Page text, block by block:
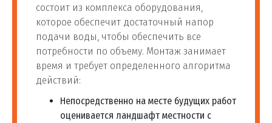
состоит из комплекса оборудования,
которое обеспечит достаточный напор
подачи воды, чтобы обеспечить все
потребности по объему. Монтаж занимает
время и требует определенного алгоритма
действий:
Непосредственно на месте будущих работ
оценивается ландшафт местности с